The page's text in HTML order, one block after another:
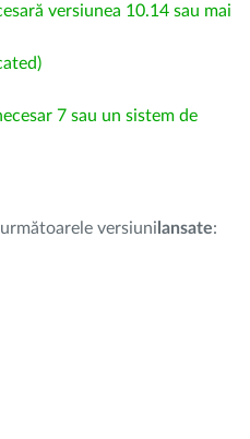
versiunea 10.14 sau mai
7 sau un sistem de
versiuni lansate: